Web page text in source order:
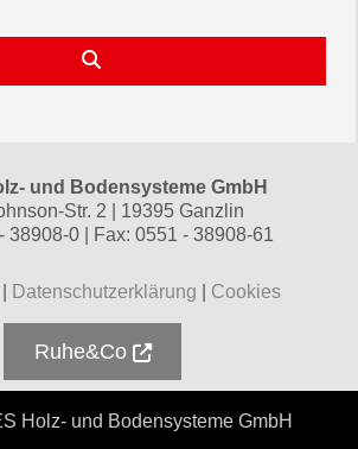
und Bodensysteme GmbH
Str. 2 | 19395 Ganzlin
38908-0 | Fax: 0551 - 38908-61
Datenschutzerklärung Cookies
Ruhe&Co
Holz- und Bodensysteme GmbH